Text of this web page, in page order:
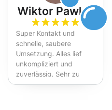
Wiktor Pawlak
Super Kontakt und
schnelle, saubere
Umsetzung. Alles lief
unkompliziert und
zuverlässig. Sehr zu
empfehlen!